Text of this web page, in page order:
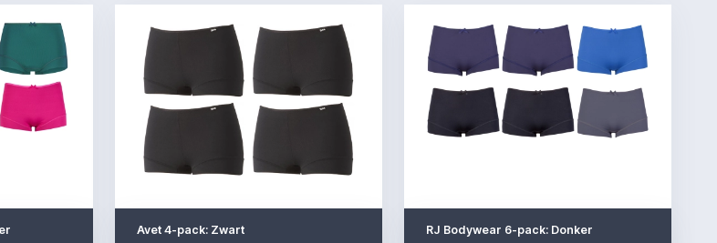
Avet 4-pack: Zwart
RJ Bodywear 6-pack: Donker